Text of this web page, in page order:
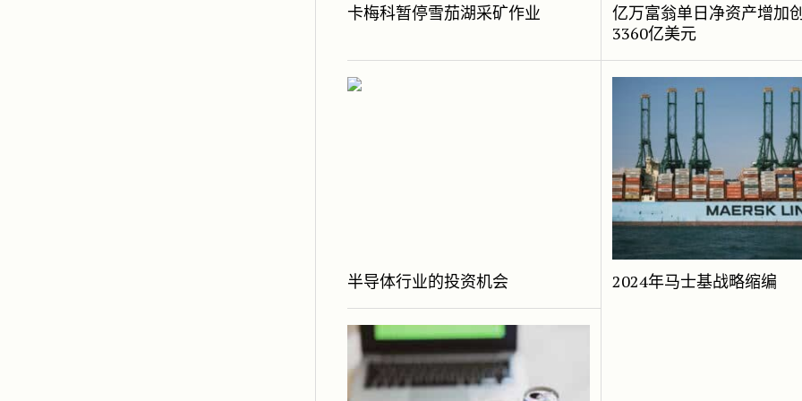
卡梅科暂停雪茄湖采矿作业
亿万富翁单日净资产增加
3360亿美元
半导体行业的投资机会 2024年马士基战略缩编